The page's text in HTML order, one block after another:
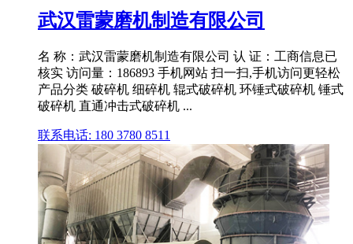
武汉雷蒙磨机制造有限公司
名 称：武汉雷蒙磨机制造有限公司 认 证：工商信息已
核实 访问量：186893 手机网站 扫一扫,手机访问更轻松
产品分类 破碎机 细碎机 辊式破碎机 环锤式破碎机 锤式
破碎机 直通冲击式破碎机 ...
联系电话: 180 3780 8511